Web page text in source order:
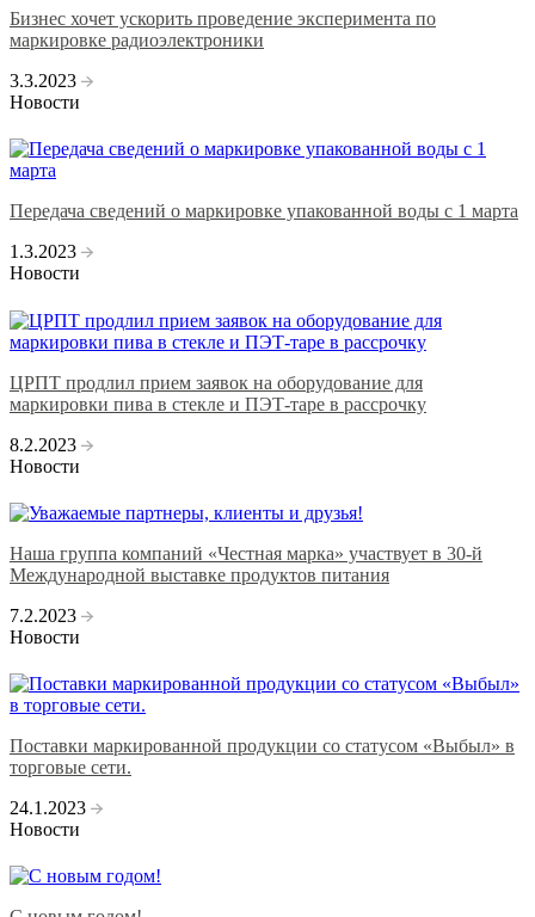
Бизнес хочет ускорить проведение эксперимента по
маркировке радиоэлектроники
3.3.2023
Новости
Передача сведений о маркировке упакованной воды с 1 марта
1.3.2023
Новости
ЦРПТ продлил прием заявок на оборудование для
маркировки пива в стекле и ПЭТ-таре в рассрочку
8.2.2023
Новости
Наша группа компаний «Честная марка» участвует в 30-й
Международной выставке продуктов питания
7.2.2023
Новости
Поставки маркированной продукции со статусом «Выбыл» в
торговые сети.
24.1.2023
Новости